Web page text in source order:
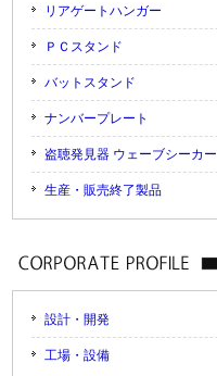
リアゲートハンガー
ＰＣスタンド
バットスタンド
ナンバープレート
盗聴発見器 ウェーブシーカー
生産・販売終了製品
設計・開発
工場・設備